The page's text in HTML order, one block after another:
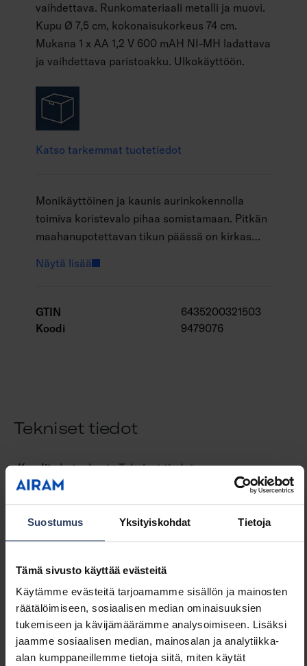
Suostumus Yksityiskohdat Tietoja
Tämä sivusto käyttää evästeitä
Käytämme evästeitä tarjoamamme sisällön ja mainosten
räätälöimiseen, sosiaalisen median ominaisuuksien
tukemiseen ja kävijämäärämme analysoimiseen. Lisäksi
jaamme sosiaalisen median, mainosalan ja analytiikka-
alan kumppaneillemme tietoja siitä, miten käytät
vaihdettava. Runkomateriaali metalli ja muovi.
Kupu Ø 7,5 cm, kokonaisukorkeus 74 cm.
Mukana 1 x AA 1,2 V 600 mAH NI-MH ladattava
ja vaihdettava paristoakku. Ulkokäyttöön.
Katso tarkemmat tuotetiedot
Monikäyttöinen ja kaunis aurinkokennolla
toimiva koristevalo pihaa somistamaan. Pitkän
maahanupotettavan tikun päässä on kirkas
valkoista lediä. Aurinkokennolla toimivat valot
loistoonsa automaattisesti illan hämärtyessä.
Näytä lisää
GTIN
6435200321503
Koodi
9479076
Tekniset tiedot
Koodit Lataukset Tekniset tiedot
Tuotekoodit
Koodi
9479076